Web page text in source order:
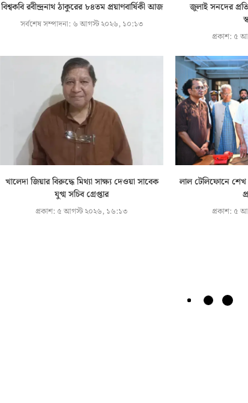
বিশ্বকবি রবীন্দ্রনাথ ঠাকুরের ৮৪তম প্রয়াণবার্ষিকী আজ
সর্বশেষ সম্পাদনা: ৬ আগস্ট ২০২৬, ১০:১৩
জুলাই সনদের
প্রকাশ: ৫
খালেদা জিয়ার বিরুদ্ধে মিথ্যা সাক্ষ্য দেওয়া সাবেক
যুগ্ম সচিব গ্রেপ্তার
প্রকাশ: ৫ আগস্ট ২০২৬, ১৬:১৩
লাল টেলিফোনে
প্রকাশ: ৫